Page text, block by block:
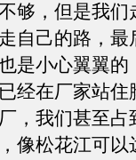
够，但是我们
自己的路，最
是小心翼翼的
经在厂家站住
，我们甚至占
像松花江可以